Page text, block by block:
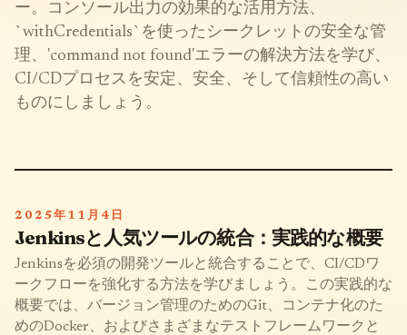
ー。コンソール出力の効果的な活用方法、
`withCredentials`を使ったシークレットの安全な管
理、'command not found'エラーの解決方法を学び、
CI/CDプロセスを安定、安全、そして信頼性の高い
ものにしましょう。
2025年11月4日
Jenkinsと人気ツールの統合：実践的な概要
Jenkinsを必須の開発ツールと統合することで、CI/CDワ
ークフローを強化する方法を学びましょう。この実践的な
概要では、バージョン管理のためのGit、コンテナ化のた
めのDocker、およびさまざまなテストフレームワークと